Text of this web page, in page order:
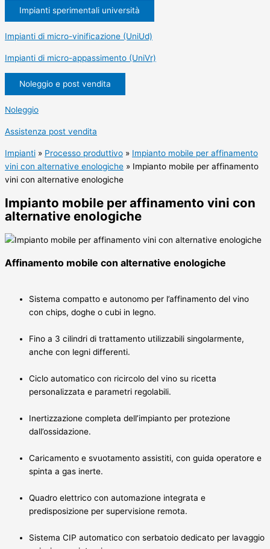
Impianti sperimentali università
Impianti di micro-vinificazione (UniUd)
Impianti di micro-appassimento (UniVr)
Noleggio e post vendita
Noleggio
Assistenza post vendita
Impianti » Processo produttivo » Impianto mobile per affinamento
vini con alternative enologiche » Impianto mobile per affinamento
vini con alternative enologiche
Impianto mobile per affinamento vini con
alternative enologiche
Affinamento mobile con alternative enologiche
Sistema compatto e autonomo per l’affinamento del vino
con chips, doghe o cubi in legno.
Fino a 3 cilindri di trattamento utilizzabili singolarmente,
anche con legni differenti.
Ciclo automatico con ricircolo del vino su ricetta
personalizzata e parametri regolabili.
Inertizzazione completa dell’impianto per protezione
dall’ossidazione.
Caricamento e svuotamento assistiti, con guida operatore e
spinta a gas inerte.
Quadro elettrico con automazione integrata e
predisposizione per supervisione remota.
Sistema CIP automatico con serbatoio dedicato per lavaggio